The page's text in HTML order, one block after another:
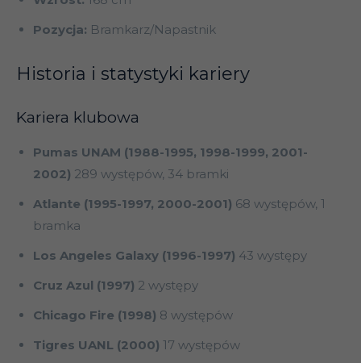
Pozycja: Bramkarz/Napastnik
Historia i statystyki kariery
Kariera klubowa
Pumas UNAM (1988-1995, 1998-1999, 2001-
2002) 289 występów, 34 bramki
Atlante (1995-1997, 2000-2001) 68 występów, 1
bramka
Los Angeles Galaxy (1996-1997) 43 występy
Cruz Azul (1997) 2 występy
Chicago Fire (1998) 8 występów
Tigres UANL (2000) 17 występów